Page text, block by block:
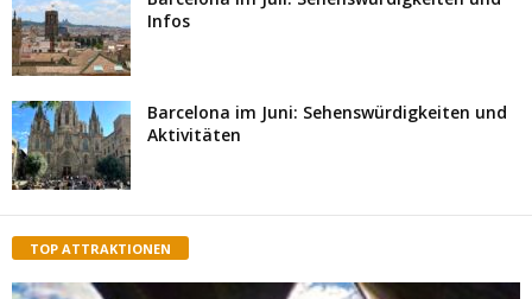
Infos
Barcelona im Juni: Sehenswürdigkeiten und
Aktivitäten
TOP ATTRAKTIONEN